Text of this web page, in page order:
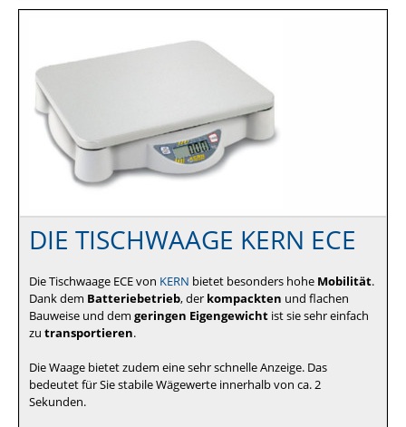
DIE TISCHWAAGE KERN ECE
Die Tischwaage ECE von KERN bietet besonders hohe Mobilität.
Dank dem Batteriebetrieb, der kompackten und flachen
Bauweise und dem geringen Eigengewicht ist sie sehr einfach
zu transportieren.
Die Waage bietet zudem eine sehr schnelle Anzeige. Das
bedeutet für Sie stabile Wägewerte innerhalb von ca. 2
Sekunden.